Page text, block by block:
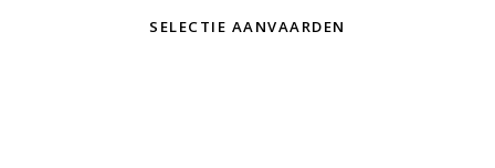
SELECTIE AANVAARDEN